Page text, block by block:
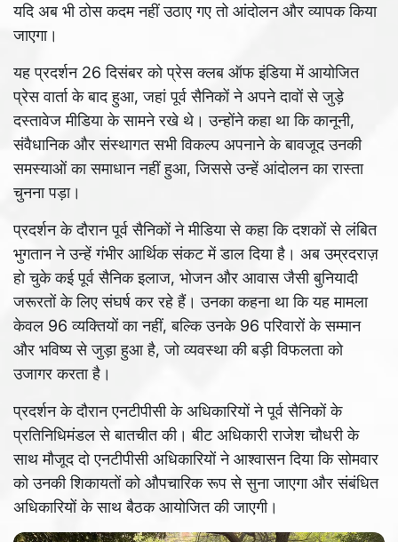
यदि अब भी ठोस कदम नहीं उठाए गए तो आंदोलन और व्यापक किया
जाएगा।
यह प्रदर्शन 26 दिसंबर को प्रेस क्लब ऑफ इंडिया में आयोजित
प्रेस वार्ता के बाद हुआ, जहां पूर्व सैनिकों ने अपने दावों से जुड़े
दस्तावेज मीडिया के सामने रखे थे। उन्होंने कहा था कि कानूनी,
संवैधानिक और संस्थागत सभी विकल्प अपनाने के बावजूद उनकी
समस्याओं का समाधान नहीं हुआ, जिससे उन्हें आंदोलन का रास्ता
चुनना पड़ा।
प्रदर्शन के दौरान पूर्व सैनिकों ने मीडिया से कहा कि दशकों से लंबित
भुगतान ने उन्हें गंभीर आर्थिक संकट में डाल दिया है। अब उम्रदराज़
हो चुके कई पूर्व सैनिक इलाज, भोजन और आवास जैसी बुनियादी
जरूरतों के लिए संघर्ष कर रहे हैं। उनका कहना था कि यह मामला
केवल 96 व्यक्तियों का नहीं, बल्कि उनके 96 परिवारों के सम्मान
और भविष्य से जुड़ा हुआ है, जो व्यवस्था की बड़ी विफलता को
उजागर करता है।
प्रदर्शन के दौरान एनटीपीसी के अधिकारियों ने पूर्व सैनिकों के
प्रतिनिधिमंडल से बातचीत की। बीट अधिकारी राजेश चौधरी के
साथ मौजूद दो एनटीपीसी अधिकारियों ने आश्वासन दिया कि सोमवार
को उनकी शिकायतों को औपचारिक रूप से सुना जाएगा और संबंधित
अधिकारियों के साथ बैठक आयोजित की जाएगी।